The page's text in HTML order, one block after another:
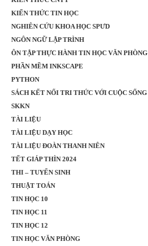
KIẾN THỨC TIN HỌC
NGHIÊN CỨU KHOA HỌC SPƯD
NGÔN NGỮ LẬP TRÌNH
ÔN TẬP THỰC HÀNH TIN HỌC VĂN PHÒNG
PHẦN MỀM INKSCAPE
PYTHON
SÁCH KẾT NỐI TRI THỨC VỚI CUỘC SỐNG
SKKN
TÀI LIỆU
TÀI LIỆU DẠY HỌC
TÀI LIỆU ĐOÀN THANH NIÊN
TẾT GIÁP THÌN 2024
THI – TUYỂN SINH
THUẬT TOÁN
TIN HỌC 10
TIN HỌC 11
TIN HỌC 12
TIN HỌC VĂN PHÒNG